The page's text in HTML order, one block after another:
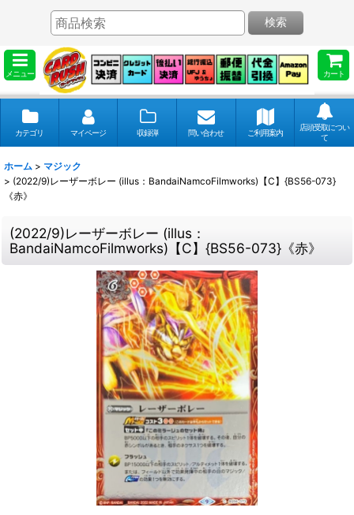
メニュー カート
検索
カテゴリ マイページ 収録弾 問い合わせ ご利用案内
店頭受取につい
て
ホーム > マジック
> (2022/9)レーザーボレー (illus：BandaiNamcoFilmworks)【C】{BS56-073}
《赤》
(2022/9)レーザーボレー (illus：
BandaiNamcoFilmworks)【C】{BS56-073}《赤》